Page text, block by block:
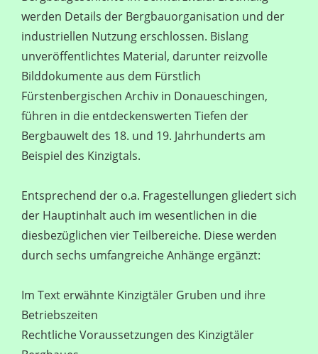
werden Details der Bergbauorganisation und der
industriellen Nutzung erschlossen. Bislang
unveröffentlichtes Material, darunter reizvolle
Bilddokumente aus dem Fürstlich
Fürstenbergischen Archiv in Donaueschingen,
führen in die entdeckenswerten Tiefen der
Bergbauwelt des 18. und 19. Jahrhunderts am
Beispiel des Kinzigtals.
Entsprechend der o.a. Fragestellungen gliedert sich
der Hauptinhalt auch im wesentlichen in die
diesbezüglichen vier Teilbereiche. Diese werden
durch sechs umfangreiche Anhänge ergänzt:
Im Text erwähnte Kinzigtäler Gruben und ihre
Betriebszeiten
Rechtliche Voraussetzungen des Kinzigtäler